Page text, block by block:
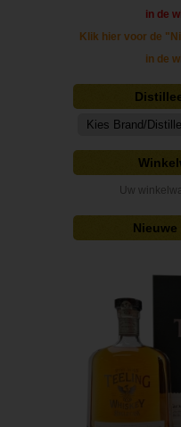
in de
Klik hier voor de
in de
Uw